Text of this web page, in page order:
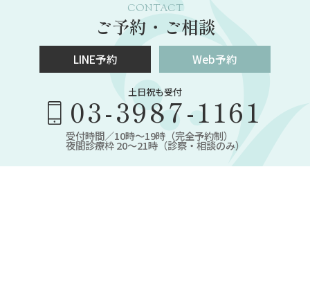
CONTACT
ご予約・ご相談
LINE予約 Web予約
土日祝も受付
03-3987-1161
受付時間／10時～19時（完全予約制）
夜間診療枠 20～21時（診察・相談のみ）